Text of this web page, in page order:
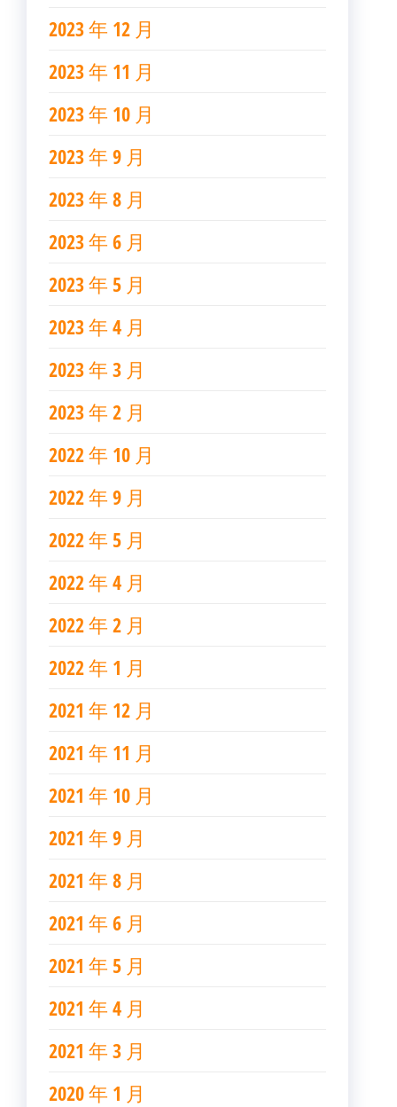
2023 年 12 月
2023 年 11 月
2023 年 10 月
2023 年 9 月
2023 年 8 月
2023 年 6 月
2023 年 5 月
2023 年 4 月
2023 年 3 月
2023 年 2 月
2022 年 10 月
2022 年 9 月
2022 年 5 月
2022 年 4 月
2022 年 2 月
2022 年 1 月
2021 年 12 月
2021 年 11 月
2021 年 10 月
2021 年 9 月
2021 年 8 月
2021 年 6 月
2021 年 5 月
2021 年 4 月
2021 年 3 月
2020 年 1 月